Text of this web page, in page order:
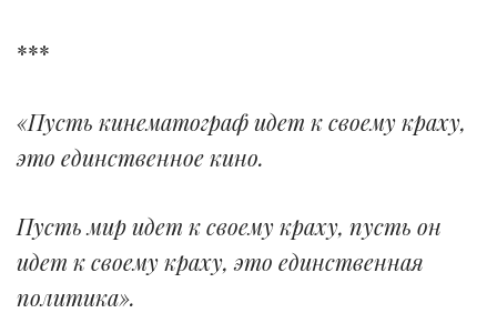
***
«Пусть кинематограф идет к своему краху,
это единственное кино.
Пусть мир идет к своему краху, пусть он
идет к своему краху, это единственная
политика».